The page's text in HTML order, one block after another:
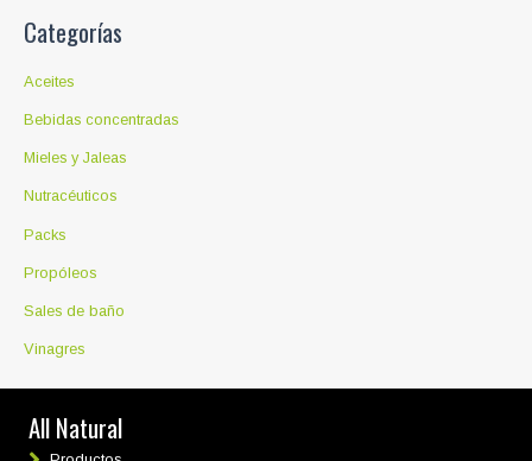
e
p
o
d
c
s
Categorías
Aceites
Bebidas concentradas
Mieles y Jaleas
Nutracéuticos
Packs
Propóleos
Sales de baño
Vinagres
All Natural